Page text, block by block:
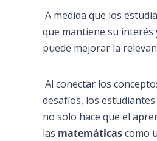
A medida que los
que mantiene su interés
puede mejorar la
Al conectar los
desafíos, los
no solo hace que el
las matemáticascomo